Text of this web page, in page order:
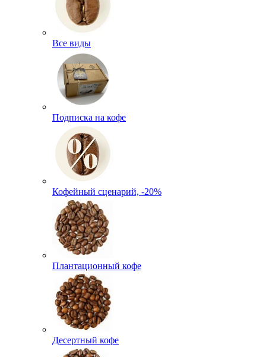
Все виды
Подписка на кофе
Кофейный сценарий, -20%
Плантационный кофе
Десертный кофе